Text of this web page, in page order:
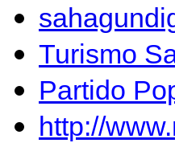
Turismo
Partido
http://